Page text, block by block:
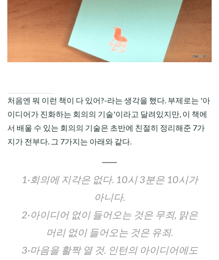
처음엔 뭐 이런 책이 다 있어?-라는 생각을 했다. 부제로는 '아
이디어가 진화하는 회의의 기술'이라고 달려있지만, 이 책에
서 배울 수 있는 회의의 기술은 초반에 친절히 정리해준 7가
지가 전부다. 그 7가지는 아래와 같다.
1·회의에 지각은 없다. 10시 3분은 10시가
아니다.
2·아이디어 없이 들어오는 것은 무죄, 맑은
머리 없이 들어오는 것은 유죄.
3·마음을 활짝 열 것. 인턴의 아이디어에도